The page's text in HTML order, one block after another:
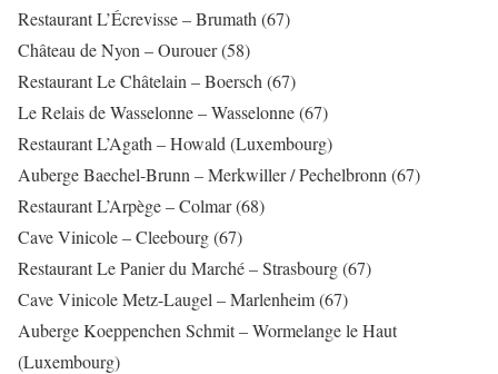
Restaurant L’Écrevisse – Brumath (67)
Château de Nyon – Ourouer (58)
Restaurant Le Châtelain – Boersch (67)
Le Relais de Wasselonne – Wasselonne (67)
Restaurant L’Agath – Howald (Luxembourg)
Auberge Baechel-Brunn – Merkwiller / Pechelbronn (67)
Restaurant L’Arpège – Colmar (68)
Cave Vinicole – Cleebourg (67)
Restaurant Le Panier du Marché – Strasbourg (67)
Cave Vinicole Metz-Laugel – Marlenheim (67)
Auberge Koeppenchen Schmit – Wormelange le Haut
(Luxembourg)